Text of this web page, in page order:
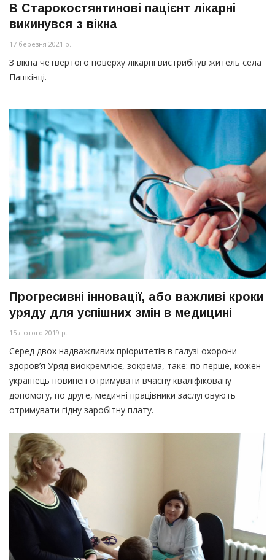
В Старокостянтинові пацієнт лікарні
викинувся з вікна
17 березня 2021 р.
З вікна четвертого поверху лікарні вистрибнув житель села
Пашківці.
Прогресивні інновації, або важливі кроки
уряду для успішних змін в медицині
15 лютого 2019 р.
Серед двох надважливих пріоритетів в галузі охорони
здоров’я Уряд виокремлює, зокрема, таке: по перше, кожен
українець повинен отримувати вчасну кваліфіковану
допомогу, по друге, медичні працівники заслуговують
отримувати гідну заробітну плату.